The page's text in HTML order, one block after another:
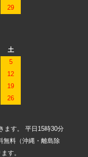
29
土
5
12
19
26
ます。 平日15時30分
無料（沖縄・離島除
す。